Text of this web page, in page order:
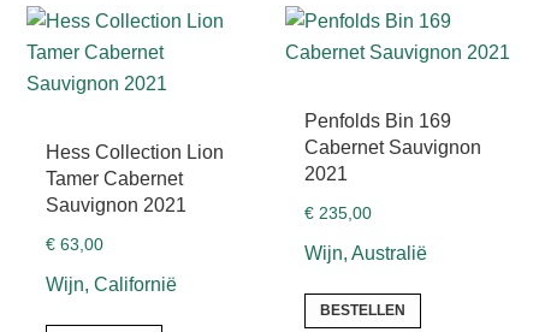
Hess Collection Lion
Tamer Cabernet
Sauvignon 2021
€ 63,00
Wijn, Californië
Penfolds Bin 169
Cabernet Sauvignon
2021
€235,00
Wijn, Australië
BESTELLEN